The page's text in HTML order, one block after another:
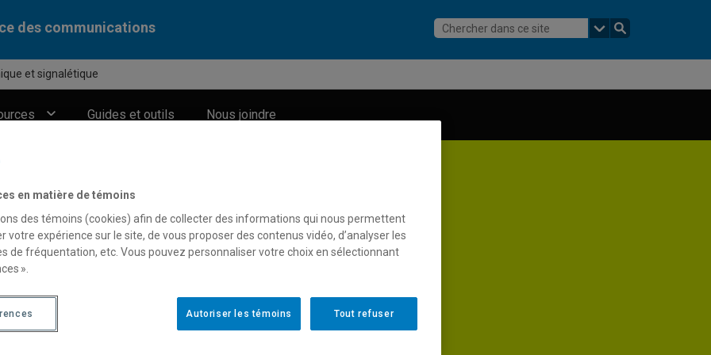
des communications
et signalétique
Guides et outils Nous joindre
en matière de témoins
des témoins (cookies) afin de collecter des informations qui nous permettent
votre expérience sur le site, de vous proposer des contenus vidéo, d’analyser les
de fréquentation, etc. Vous pouvez personnaliser votre choix en sélectionnant
».
Tout refuser
Autoriser les témoins